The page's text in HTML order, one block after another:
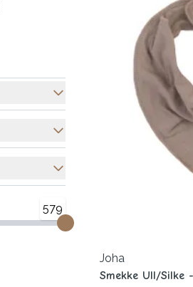
579
Joha
Smekke Ull/Silke